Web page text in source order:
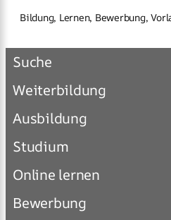
Bildung, Lernen, Bewerbung,
Suche
Weiterbildung
Ausbildung
Studium
Online lernen
Bewerbung